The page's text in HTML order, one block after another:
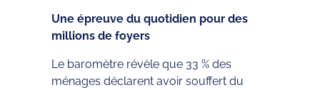
Une épreuve du quotidien pour des
millions de foyers
Le baromètre révèle que 33 % des
ménages déclarent avoir souffert du